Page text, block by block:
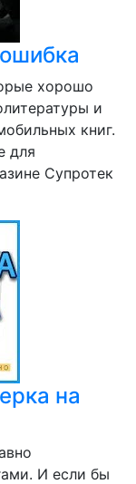
хорошо
и
книг.
для
Супротек
на
И если бы